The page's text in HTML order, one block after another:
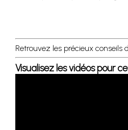
Retrouvez les précieux conseils
Visualisez les vidéos pour